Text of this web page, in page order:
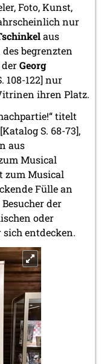
Foto, Kunst,
nur
aus
begrenzten
Georg
108-122] nur
ihren Platz.
titelt
S. 68-73],
aus
Musical
zum Musical
Fülle an
der
oder
entdecken.